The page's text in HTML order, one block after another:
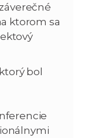
ktorom sa
bol